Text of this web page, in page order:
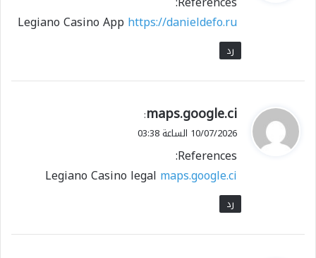
ل
Legiano Casino App https://danieldefo.ru
رد
ي
ق
ل
maps.google.ci
:
10/07/2026 الساعة 03:38
References:
Legiano Casino legal maps.google.ci
رد